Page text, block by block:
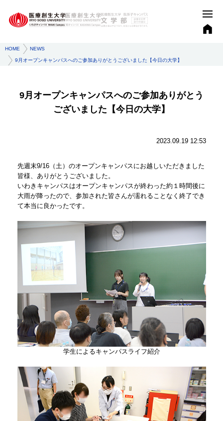
HOME NEWS
9月オープンキャンパスへのご参加ありがとうございました【今日の大学】
9月オープンキャンパスへのご参加ありがとう
ございました【今日の大学】
2023.09.19 12:53
先週末9/16（土）のオープンキャンパスにお越しいただきました
皆様、ありがとうございました。
いわきキャンパスはオープンキャンパスが終わった約１時間後に
大雨が降ったので、参加された皆さんが濡れることなく終了でき
て本当に良かったです。
学生によるキャンパスライフ紹介